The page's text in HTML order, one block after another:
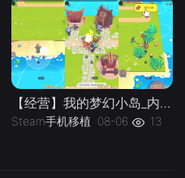
【经营】我的梦幻小岛_内置作弊菜单」-手机移植版下载-.均亲测可玩
Steam手机移植 08-06 13